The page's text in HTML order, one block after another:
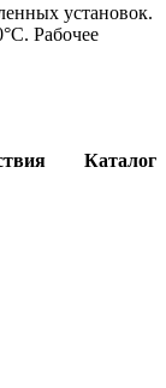
установок.
Рабочее
Каталог